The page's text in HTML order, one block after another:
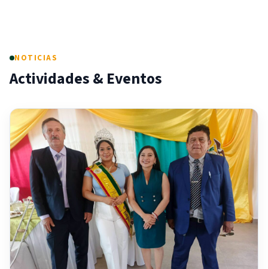
NOTICIAS
Actividades & Eventos